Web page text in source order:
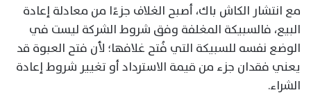
مع انتشار الكاش باك، أصبح الغلاف جزءًا من معادلة إعادة
البيع، فالسبيكة المغلفة وفق شروط الشركة ليست في
الوضع نفسه للسبيكة التي فُتح غلافها؛ لأن فتح العبوة قد
يعني فقدان جزء من قيمة الاسترداد أو تغيير شروط إعادة
الشراء.